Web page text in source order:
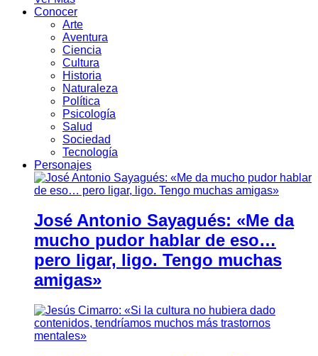
Conocer
Arte
Aventura
Ciencia
Cultura
Historia
Naturaleza
Política
Psicología
Salud
Sociedad
Tecnología
Personajes
José Antonio Sayagués: «Me da
mucho pudor hablar de eso…
pero ligar, ligo. Tengo muchas
amigas»